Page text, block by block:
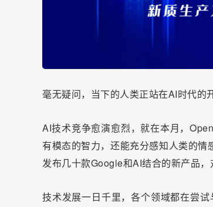
毫无疑问，当下的人类正站在AI时代的
AI技术竞争愈演愈烈，就在本月，
有模态的智力，还能充分感知人类的
发布几十款Google和AI结合的新产品，
技术发展一日千里，各个领域都在尝